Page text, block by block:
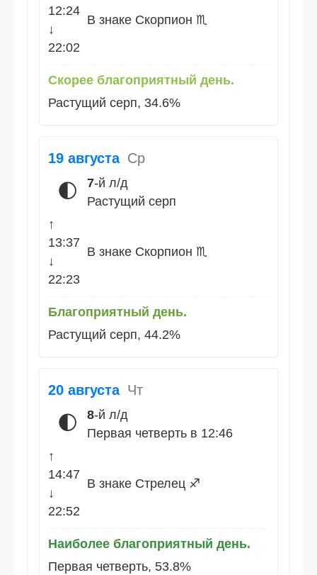
12:24
↓
22:02
В знаке Скорпион ♏
Скорее благоприятный день.
Растущий серп, 34.6%
19 августа Ср
🌓 7-й л/д
Растущий серп
↑
13:37
↓
22:23
В знаке Скорпион ♏
Благоприятный день.
Растущий серп, 44.2%
20 августа Чт
🌓 8-й л/д
Первая четверть в 12:46
↑
14:47
↓
22:52
В знаке Стрелец ♐
Наиболее благоприятный день.
Первая четверть, 53.8%